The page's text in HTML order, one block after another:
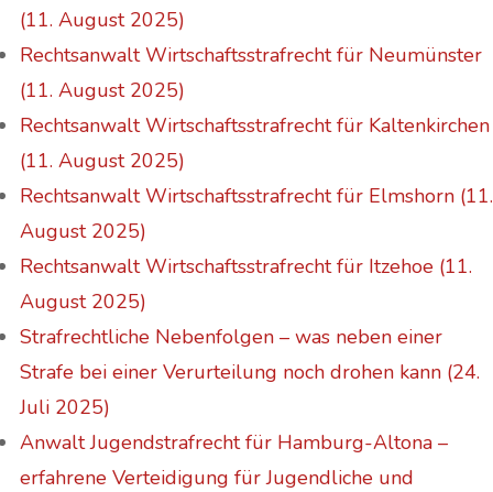
(11. August 2025)
Rechtsanwalt Wirtschaftsstrafrecht für Neumünster
(11. August 2025)
Rechtsanwalt Wirtschaftsstrafrecht für Kaltenkirchen
(11. August 2025)
Rechtsanwalt Wirtschaftsstrafrecht für Elmshorn (11.
August 2025)
Rechtsanwalt Wirtschaftsstrafrecht für Itzehoe (11.
August 2025)
Strafrechtliche Nebenfolgen – was neben einer
Strafe bei einer Verurteilung noch drohen kann (24.
Juli 2025)
Anwalt Jugendstrafrecht für Hamburg-Altona –
erfahrene Verteidigung für Jugendliche und